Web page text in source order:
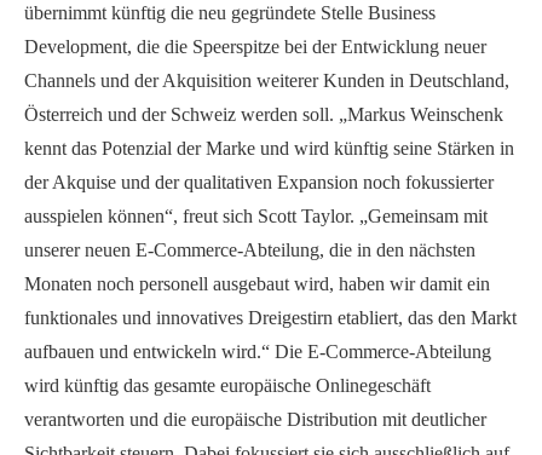
übernimmt künftig die neu gegründete Stelle Business
Development, die die Speerspitze bei der Entwicklung neuer
Channels und der Akquisition weiterer Kunden in Deutschland,
Österreich und der Schweiz werden soll. „Markus Weinschenk
kennt das Potenzial der Marke und wird künftig seine Stärken in
der Akquise und der qualitativen Expansion noch fokussierter
ausspielen können“, freut sich Scott Taylor. „Gemeinsam mit
unserer neuen E-Commerce-Abteilung, die in den nächsten
Monaten noch personell ausgebaut wird, haben wir damit ein
funktionales und innovatives Dreigestirn etabliert, das den Markt
aufbauen und entwickeln wird.“ Die E-Commerce-Abteilung
wird künftig das gesamte europäische Onlinegeschäft
verantworten und die europäische Distribution mit deutlicher